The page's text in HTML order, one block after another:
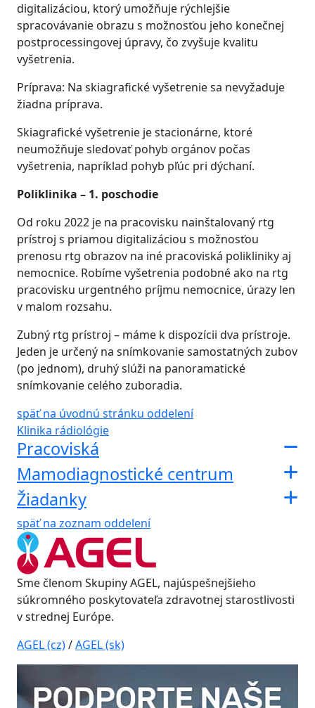
digitalizáciou, ktorý umožňuje rýchlejšie
spracovávanie obrazu s možnosťou jeho konečnej
postprocessingovej úpravy, čo zvyšuje kvalitu
vyšetrenia.
Príprava: Na skiagrafické vyšetrenie sa nevyžaduje
žiadna príprava.
Skiagrafické vyšetrenie je stacionárne, ktoré
neumožňuje sledovať pohyb orgánov počas
vyšetrenia, napríklad pohyb pľúc pri dýchaní.
Poliklinika – 1. poschodie
Od roku 2022 je na pracovisku nainštalovaný rtg
prístroj s priamou digitalizáciou s možnosťou
prenosu rtg obrazov na iné pracoviská polikliniky aj
nemocnice. Robíme vyšetrenia podobné ako na rtg
pracovisku urgentného príjmu nemocnice, úrazy len
v malom rozsahu.
Zubný rtg prístroj – máme k dispozícii dva prístroje.
Jeden je určený na snímkovanie samostatných zubov
(po jednom), druhý slúži na panoramatické
snímkovanie celého zuboradia.
späť na úvodnú stránku oddelení
Klinika rádiológie
Pracoviská
Mamodiagnostické centrum
Žiadanky
späť na zoznam oddelení
Sme členom Skupiny AGEL, najúspešnejšieho
súkromného poskytovateľa zdravotnej starostlivosti
v strednej Európe.
AGEL (cz)/AGEL (sk)